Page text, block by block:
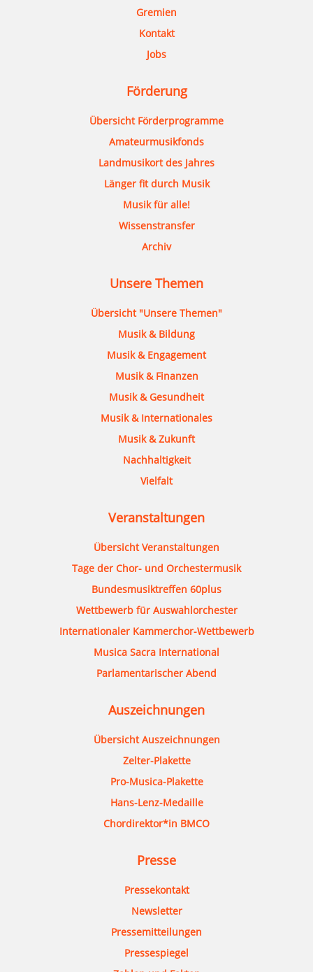
Gremien
Kontakt
Jobs
Förderung
Übersicht Förderprogramme
Amateurmusikfonds
Landmusikort des Jahres
Länger fit durch Musik
Musik für alle!
Wissenstransfer
Archiv
Unsere Themen
Übersicht "Unsere Themen"
Musik & Bildung
Musik & Engagement
Musik & Finanzen
Musik & Gesundheit
Musik & Internationales
Musik & Zukunft
Nachhaltigkeit
Vielfalt
Veranstaltungen
Übersicht Veranstaltungen
Tage der Chor- und Orchestermusik
Bundesmusiktreffen 60plus
Wettbewerb für Auswahlorchester
Internationaler Kammerchor-Wettbewerb
Musica Sacra International
Parlamentarischer Abend
Auszeichnungen
Übersicht Auszeichnungen
Zelter-Plakette
Pro-Musica-Plakette
Hans-Lenz-Medaille
Chordirektor*in BMCO
Presse
Pressekontakt
Newsletter
Pressemitteilungen
Pressespiegel